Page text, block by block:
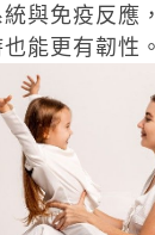
與免疫反應
能更有韌性。